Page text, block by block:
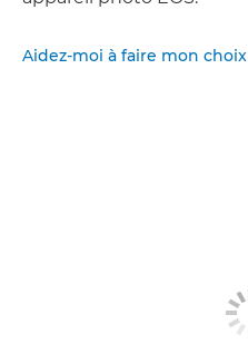
Aidez-moi à faire mon choix